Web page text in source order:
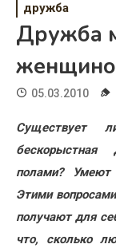
Свадьба
Жизнь
Хобби
Красота
Недвижимость
дружба
Дружба
05.03.2010
Существует
полами?
Этими
получают для
что, сколько